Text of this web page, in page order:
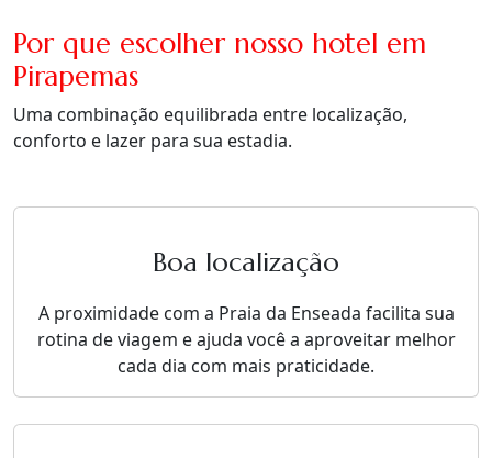
Por que escolher nosso hotel em
Pirapemas
Uma combinação equilibrada entre localização,
conforto e lazer para sua estadia.
Boa localização
A proximidade com a Praia da Enseada facilita sua
rotina de viagem e ajuda você a aproveitar melhor
cada dia com mais praticidade.